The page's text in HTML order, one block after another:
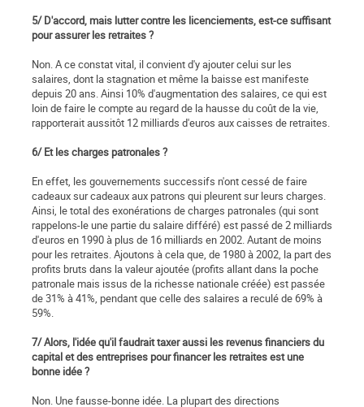
5/ D'accord, mais lutter contre les licenciements, est-ce suffisant
pour assurer les retraites ?
Non. A ce constat vital, il convient d'y ajouter celui sur les
salaires, dont la stagnation et même la baisse est manifeste
depuis 20 ans. Ainsi 10% d'augmentation des salaires, ce qui est
loin de faire le compte au regard de la hausse du coût de la vie,
rapporterait aussitôt 12 milliards d'euros aux caisses de retraites.
6/ Et les charges patronales ?
En effet, les gouvernements successifs n'ont cessé de faire
cadeaux sur cadeaux aux patrons qui pleurent sur leurs charges.
Ainsi, le total des exonérations de charges patronales (qui sont
rappelons-le une partie du salaire différé) est passé de 2 milliards
d'euros en 1990 à plus de 16 milliards en 2002. Autant de moins
pour les retraites. Ajoutons à cela que, de 1980 à 2002, la part des
profits bruts dans la valeur ajoutée (profits allant dans la poche
patronale mais issus de la richesse nationale créée) est passée
de 31% à 41%, pendant que celle des salaires a reculé de 69% à
59%.
7/ Alors, l'idée qu'il faudrait taxer aussi les revenus financiers du
capital et des entreprises pour financer les retraites est une
bonne idée ?
Non. Une fausse-bonne idée. La plupart des directions